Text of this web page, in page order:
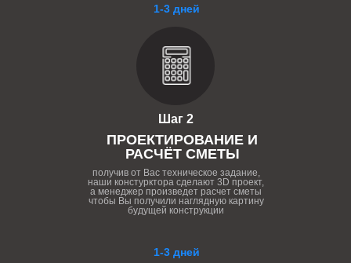
1-3 дней
1-3 дней
Шаг 2
ПРОЕКТИРОВАНИЕ И
РАСЧЁТ СМЕТЫ
получив от Вас техническое задание,
наши констурктора сделают 3D проект,
а менеджер произведет расчет сметы
чтобы Вы получили наглядную картину
будущей конструкции